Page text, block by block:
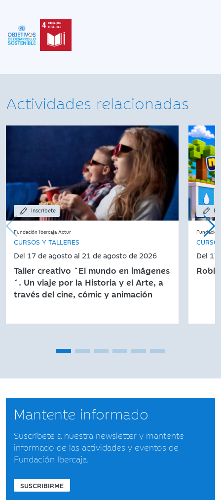
Actividades relacionadas
Inscríbete
Fundación Ibercaja Actur
CURSOS Y TALLERES
Del 17 de agosto al 21 de agosto de 2026
Taller creativo `El mundo en imágenes
´. Un viaje por la Historia y el Arte, a
través del cine, cómic y animación
Del
Mantente informado
Suscríbete a nuestra newsletter y mantente
informado de las actividades y eventos de
Fundación Ibercaja.
SUSCRIBIRME